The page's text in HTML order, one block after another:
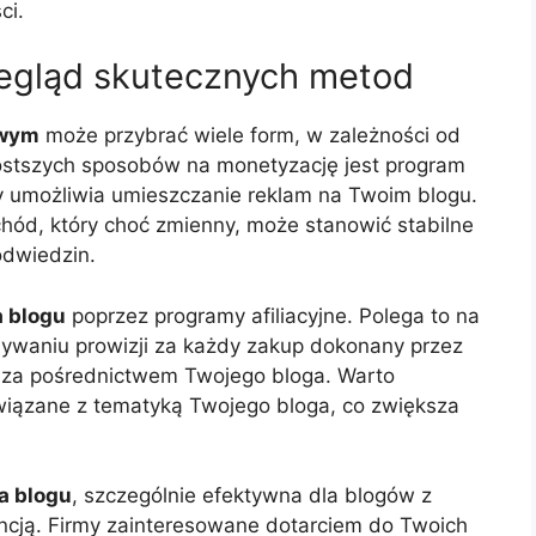
skutecznych metod
może przybrać wiele form, w zależności od
sposobów na monetyzację jest program
umieszczanie reklam na Twoim blogu.
który choć zmienny, może stanowić stabilne
blogu poprzez programy afiliacyjne. Polega to na
prowizji za każdy zakup dokonany przez
pośrednictwem Twojego bloga. Warto
z tematyką Twojego bloga, co zwiększa
blogu, szczególnie efektywna dla blogów z
Firmy zainteresowane dotarciem do Twoich